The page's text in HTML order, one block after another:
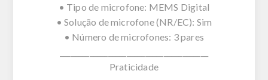
• Tipo de microfone: MEMS Digital
• Solução de microfone (NR/EC): Sim
• Número de microfones: 3 pares
Praticidade